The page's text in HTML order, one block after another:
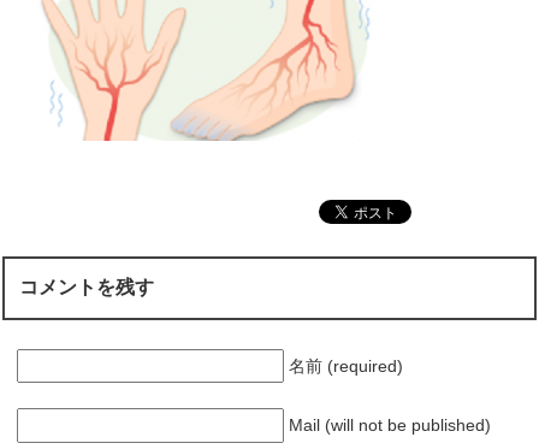
コメントを残す
名前 (required)
Mail (will not be published)